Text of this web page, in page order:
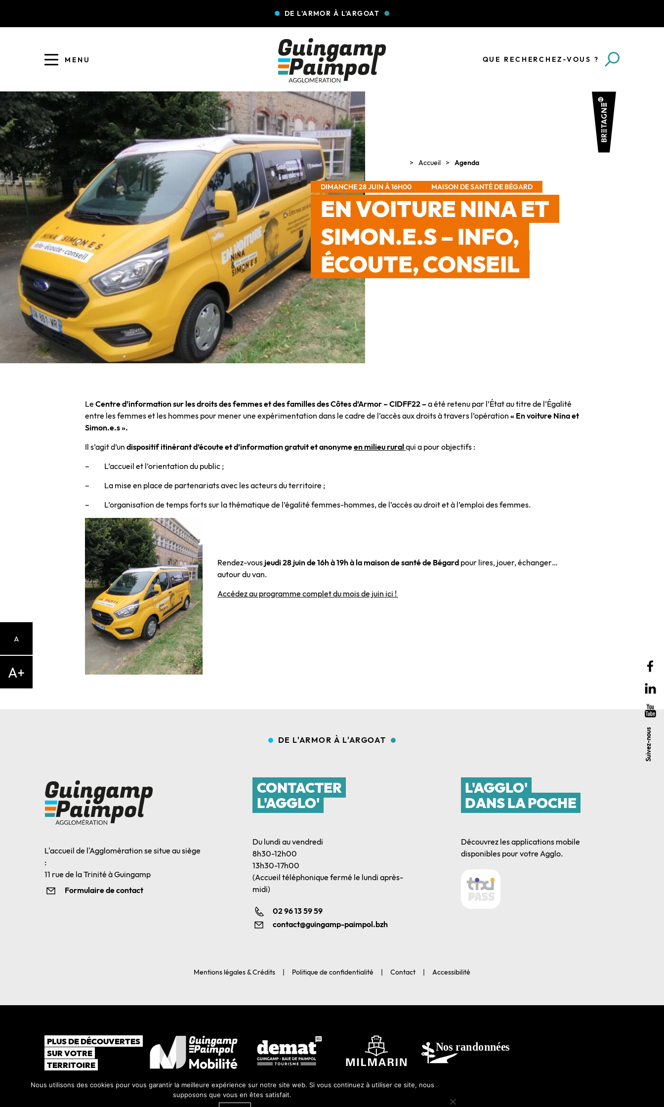
DE L'ARMOR À L'ARGOAT
MENU QUE RECHERCHEZ-VOUS ?
ENFANCE JEUNESSE L'AGGLO' RECRUTE
ASSOCIATIONS PISCINES
Suivez-nous
Accueil Agenda
DIMANCHE 28 JUIN À 16H00 MAISON DE SANTÉ DE BÉGARD
EN VOITURE NINA ET
SIMON.E.S – INFO,
ÉCOUTE, CONSEIL
A
A+
Le Centre d’information sur les droits des femmes et des famillesdes Côtes d’Armor – CIDFF22 – a été retenu par l’État au titre de l’Égalité
entre les femmes et les hommes pour mener une expérimentation dans le cadre de l’accès aux droits à travers l’opération « En voiture Nina et
Simon.e.s ».
Il s’agit d’un dispositif itinérant d’écoute et d’information gratuit et anonymeen milieu rural qui a pour objectifs :
– L’accueil et l’orientation du public ;
– La mise en place de partenariats avec les acteurs du territoire ;
– L’organisation de temps forts sur la thématique de l’égalité femmes-hommes, de l’accès au droit et à l’emploi des femmes.
Rendez-vous jeudi 28 juin de 16h à 19h à la maison de santé de Bégard pour lires, jouer, échanger…
autour du van.
Accédez au programme complet du mois de juin ici !
DE L'ARMOR À L'ARGOAT
L'accueil de l'Agglomération se situe au siège
:
11 rue de la Trinité à Guingamp
Formulaire de contact
CONTACTER
L'AGGLO'
Du lundi au vendredi
8h30-12h00
13h30-17h00
(Accueil téléphonique fermé le lundi après-
midi)
02 96 13 59 59
contact@guingamp-paimpol.bzh
L'AGGLO'
DANS LA POCHE
Découvrez les applications mobile
disponibles pour votre Agglo.
Mentions légales & Crédits Politique de confidentialité Contact Accessibilité
PLUS DE DÉCOUVERTES
SUR VOTRE
TERRITOIRE
© 2026-Guingamp-Paimpol Agglomération |
Nous utilisons des cookies pour vous garantir la meilleure expérience sur notre site web. Si vous continuez à utiliser ce site, nous
supposons que vous en êtes satisfait.